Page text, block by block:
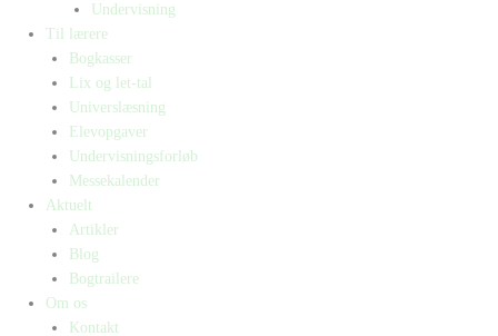
Undervisning
Til lærere
Bogkasser
Lix og let-tal
Universlæsning
Elevopgaver
Undervisningsforløb
Messekalender
Aktuelt
Artikler
Blog
Bogtrailere
Om os
Kontakt